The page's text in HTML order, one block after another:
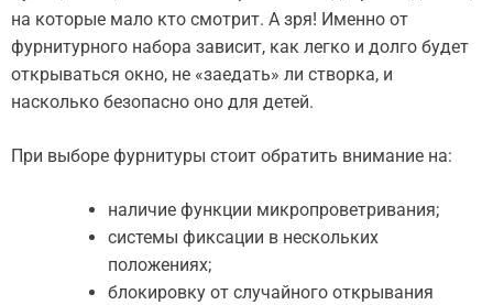
на которые мало кто смотрит. А зря! Именно от
фурнитурного набора зависит, как легко и долго будет
открываться окно, не «заедать» ли створка, и
насколько безопасно оно для детей.
При выборе фурнитуры стоит обратить внимание на:
наличие функции микропроветривания;
системы фиксации в нескольких
положениях;
блокировку от случайного открывания